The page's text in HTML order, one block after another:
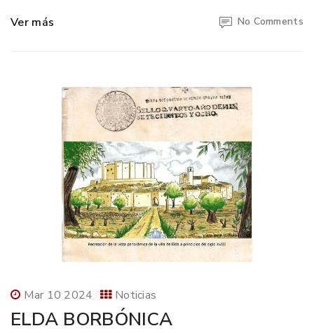
Ver más No Comments
Mar 10 2024 Noticias
ELDA BORBÓNICA